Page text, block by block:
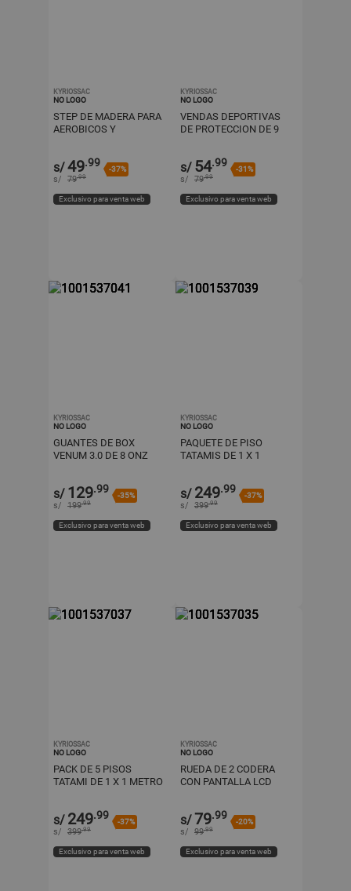
KYRIOSSAC
NO LOGO
STEP DE MADERA PARA
AEROBICOS Y
s/49.99
-37%
s/ 79.99
Exclusivo para venta web
KYRIOSSAC
NO LOGO
VENDAS DEPORTIVAS
DE PROTECCION DE 9
s/ 54.99
-31%
s/ 79.99
Exclusivo para venta web
KYRIOSSAC
NO LOGO
GUANTES DE BOX
VENUM 3.0 DE 8 ONZ
s/ 129.99
-35%
s/ 199.99
Exclusivo para venta web
KYRIOSSAC
NO LOGO
PAQUETE DE PISO
TATAMIS DE 1 X 1
s/ 249.99
-37%
s/ 399.99
Exclusivo para venta web
KYRIOSSAC
NO LOGO
PACK DE 5 PISOS
TATAMI DE 1 X 1 METRO
s/ 249.99
-37%
s/ 399.99
Exclusivo para venta web
KYRIOSSAC
NO LOGO
RUEDA DE 2 CODERA
CON PANTALLA LCD
s/79.99
-20%
s/ 99.99
Exclusivo para venta web